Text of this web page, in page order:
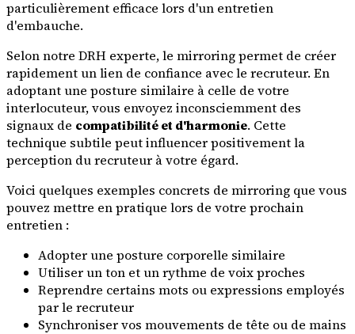
particulièrement efficace lors d'un entretien
d'embauche.
Selon notre DRH experte, le mirroring permet de créer
rapidement un lien de confiance avec le recruteur. En
adoptant une posture similaire à celle de votre
interlocuteur, vous envoyez inconsciemment des
signaux de compatibilité et d'harmonie. Cette
technique subtile peut influencer positivement la
perception du recruteur à votre égard.
Voici quelques exemples concrets de mirroring que vous
pouvez mettre en pratique lors de votre prochain
entretien :
Adopter une posture corporelle similaire
Utiliser un ton et un rythme de voix proches
Reprendre certains mots ou expressions employés
par le recruteur
Synchroniser vos mouvements de tête ou de mains